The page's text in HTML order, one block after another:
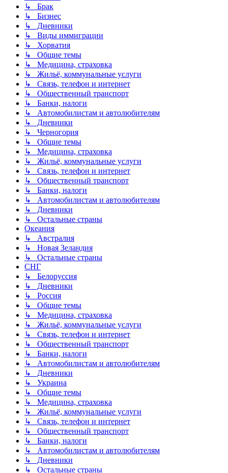
↳ Брак
↳ Бизнес
↳ Дневники
↳ Виды иммиграции
↳ Хорватия
↳ Общие темы
↳ Медицина, страховка
↳ Жильё, коммунальные услуги
↳ Связь, телефон и интернет
↳ Общественный транспорт
↳ Банки, налоги
↳ Автомобилистам и автолюбителям
↳ Дневники
↳ Черногория
↳ Общие темы
↳ Медицина, страховка
↳ Жильё, коммунальные услуги
↳ Связь, телефон и интернет
↳ Общественный транспорт
↳ Банки, налоги
↳ Автомобилистам и автолюбителям
↳ Дневники
↳ Остальные страны
Океания
↳ Австралия
↳ Новая Зеландия
↳ Остальные страны
СНГ
↳ Белоруссия
↳ Дневники
↳ Россия
↳ Общие темы
↳ Медицина, страховка
↳ Жильё, коммунальные услуги
↳ Связь, телефон и интернет
↳ Общественный транспорт
↳ Банки, налоги
↳ Автомобилистам и автолюбителям
↳ Дневники
↳ Украина
↳ Общие темы
↳ Медицина, страховка
↳ Жильё, коммунальные услуги
↳ Связь, телефон и интернет
↳ Общественный транспорт
↳ Банки, налоги
↳ Автомобилистам и автолюбителям
↳ Дневники
↳ Остальные страны